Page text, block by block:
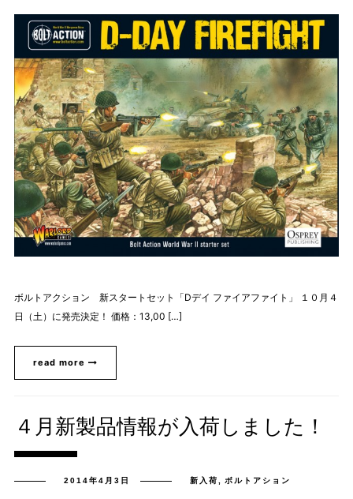
ボルトアクション 新スタートセット「Dデイ ファイアファイト」 １０月４
日（土）に発売決定！ 価格：13,00 […]
read more
４月新製品情報が入荷しました！
2014年4月3日 新入荷 ボルトアション